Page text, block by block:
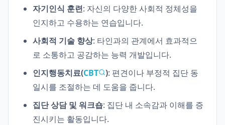
자기인식 훈련: 자신의 다양한 사회적 정체성을
인지하고 수용하는 연습입니다.
사회적 기술 향상: 타인과의 관계에서 효과적으
로 소통하고 공감하는 능력 개발입니다.
인지행동치료(CBT ): 편견이나 부정적 집단 동
일시를 조절하는 데 도움을 줍니다.
집단 상담 및 워크숍: 집단 내 소속감과 이해를 증
진시키는 활동입니다.